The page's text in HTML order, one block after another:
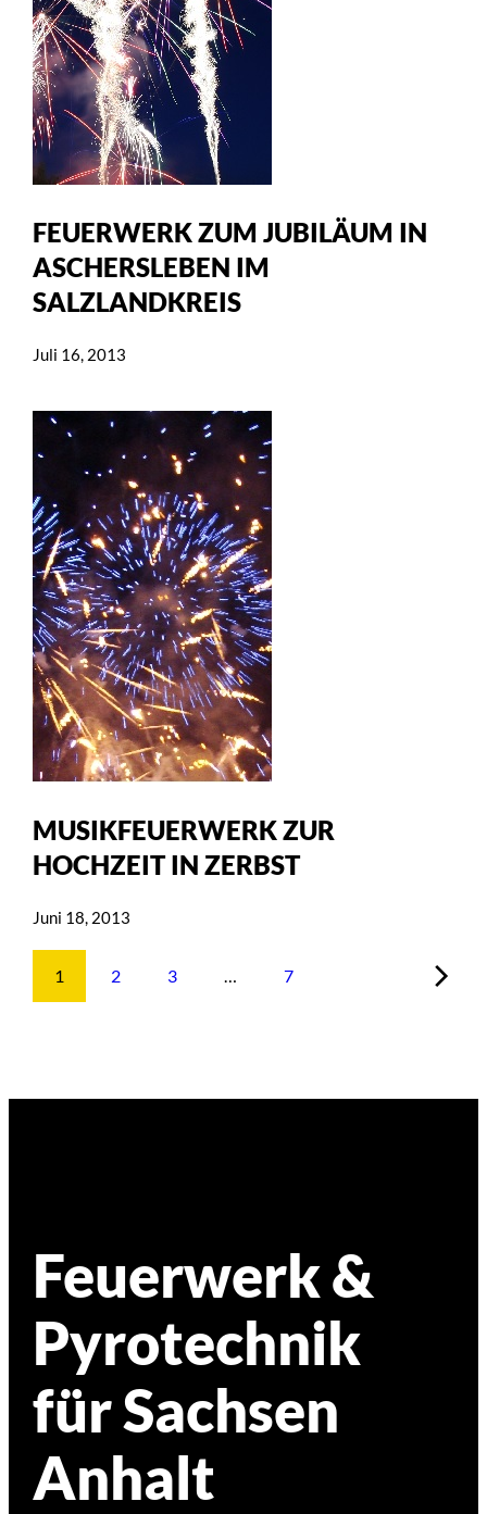
FEUERWERK ZUM JUBILÄUM IN
ASCHERSLEBEN IM
SALZLANDKREIS
Juli 16, 2013
MUSIKFEUERWERK ZUR
HOCHZEIT IN ZERBST
Juni 18, 2013
1 2 3 … 7
Feuerwerk &
Pyrotechnik
für Sachsen
Anhalt